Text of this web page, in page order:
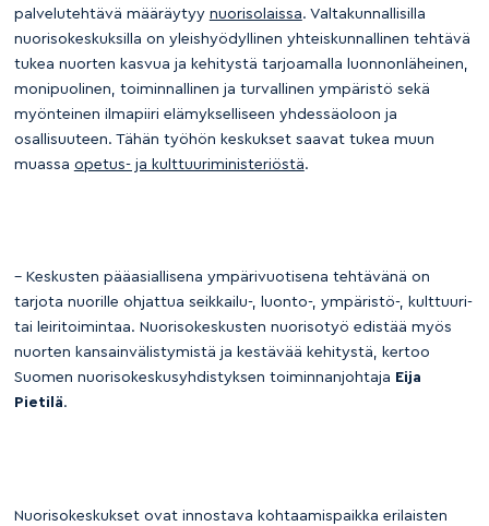
palvelutehtävä määräytyy nuorisolaissa. Valtakunnallisilla
nuorisokeskuksilla on yleishyödyllinen yhteiskunnallinen tehtävä
tukea nuorten kasvua ja kehitystä tarjoamalla luonnonläheinen,
monipuolinen, toiminnallinen ja turvallinen ympäristö sekä
myönteinen ilmapiiri elämykselliseen yhdessäoloon ja
osallisuuteen. Tähän työhön keskukset saavat tukea muun
muassa opetus- ja kulttuuriministeriöstä.
– Keskusten pääasiallisena ympärivuotisena tehtävänä on
tarjota nuorille ohjattua seikkailu-, luonto-, ympäristö-, kulttuuri-
tai leiritoimintaa. Nuorisokeskusten nuorisotyö edistää myös
nuorten kansainvälistymistä ja kestävää kehitystä, kertoo
Suomen nuorisokeskusyhdistyksen toiminnanjohtaja Eija
Pietilä.
Nuorisokeskukset ovat innostava kohtaamispaikka erilaisten